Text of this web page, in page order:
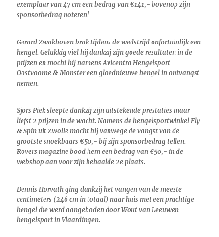
exemplaar van 47 cm een bedrag van €141,- bovenop zijn
sponsorbedrag noteren!
Gerard Zwakhoven brak tijdens de wedstrijd onfortuinlijk een
hengel. Gelukkig viel hij dankzij zijn goede resultaten in de
prijzen en mocht hij namens Avicentra Hengelsport
Oostvoorne & Monster een gloednieuwe hengel in ontvangst
nemen.
Sjors Piek sleepte dankzij zijn uitstekende prestaties maar
liefst 2 prijzen in de wacht. Namens de hengelsportwinkel Fly
& Spin uit Zwolle mocht hij vanwege de vangst van de
grootste snoekbaars €50,- bij zijn sponsorbedrag tellen.
Rovers magazine bood hem een bedrag van €50,- in de
webshop aan voor zijn behaalde 2e plaats.
Dennis Horvath ging dankzij het vangen van de meeste
centimeters (246 cm in totaal) naar huis met een prachtige
hengel die werd aangeboden door Wout van Leeuwen
hengelsport in Vlaardingen.